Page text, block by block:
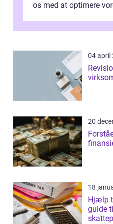
os med at optimere
04 april
20
18
Hjælp
guide